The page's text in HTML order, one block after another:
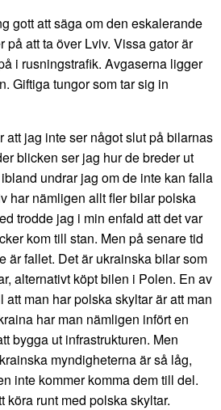
gott att säga om den eskalerande
att ta över Lviv. Vissa gator är
i rusningstrafik. Avgaserna ligger
Giftiga tungor som tar sig in
att jag inte ser något slut på bilarnas
blicken ser jag hur de breder ut
undrar jag om de inte kan falla
har nämligen allt fler bilar polska
trodde jag i min enfald att det var
kom till stan. Men på senare tid
är fallet. Det är ukrainska bilar som
alternativt köpt bilen i Polen. En av
man har polska skyltar är att man
har man nämligen infört en
bygga ut infrastrukturen. Men
myndigheterna är så låg,
inte kommer komma dem till del.
köra runt med polska skyltar.